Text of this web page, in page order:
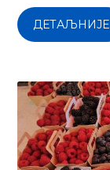
ДЕТАЉНИЈЕ